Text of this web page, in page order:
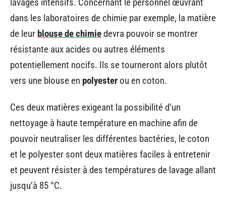
dans les laboratoires de chimie par exemple, la matière
de leur blouse de chimiedevra pouvoir se montrer
résistante aux acides ou autres éléments
potentiellement nocifs. Ils se tourneront alors plutôt
vers une blouse en polyester ou en coton.
Ces deux matières exigeant la possibilité d’un
nettoyage à haute température en machine afin de
pouvoir neutraliser les différentes bactéries, le coton
et le polyester sont deux matières faciles à entretenir
et peuvent résister à des températures de lavage allant
jusqu’à 85 °C.